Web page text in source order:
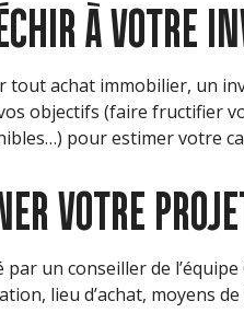
À VOTRE
tout achat immobilier, un
objectifs (faire fructifier
pour estimer votre
VOTRE
par un conseiller de
lieu d’achat, moyens